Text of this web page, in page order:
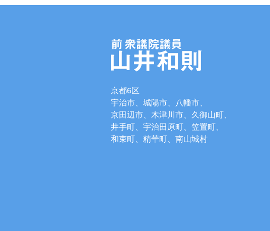
京都6区
宇治市、城陽市、八幡市、
京田辺市、木津川市、久御山町、
井手町、宇治田原町、笠置町、
和束町、精華町、南山城村